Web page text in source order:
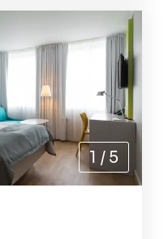
1 / 5